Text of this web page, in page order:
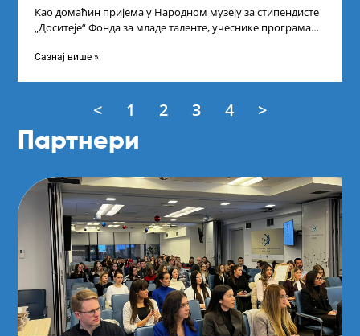
Као домаћин пријема у Народном музеју за стипендисте
„Доситеје“ Фонда за младе таленте, учеснике програма
Сазнај више »
< 1 2 3 4 >
Партнери